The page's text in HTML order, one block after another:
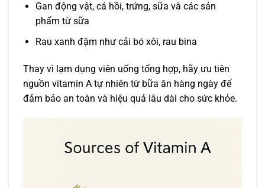
Gan động vật, cá hồi, trứng, sữa và các sản
phẩm từ sữa
Rau xanh đậm như cải bó xôi, rau bina
Thay vì lạm dụng viên uống tổng hợp, hãy ưu tiên
nguồn vitamin A tự nhiên từ bữa ăn hàng ngày để
đảm bảo an toàn và hiệu quả lâu dài cho sức khỏe.